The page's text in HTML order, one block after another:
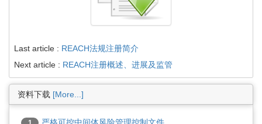
Last article : REACH法规注册简介
Next article : REACH注册概述、进展及监管
资料下载 [More...]